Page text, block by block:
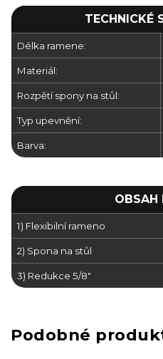
TECHNICKÉ
Délka ramene:
Materiál:
Rozpětí spony na stůl:
Typ upevnění:
Barva:
OBSAH
1) Flexibilní rameno
2) Spona na stůl
3) Redukce 5/8"